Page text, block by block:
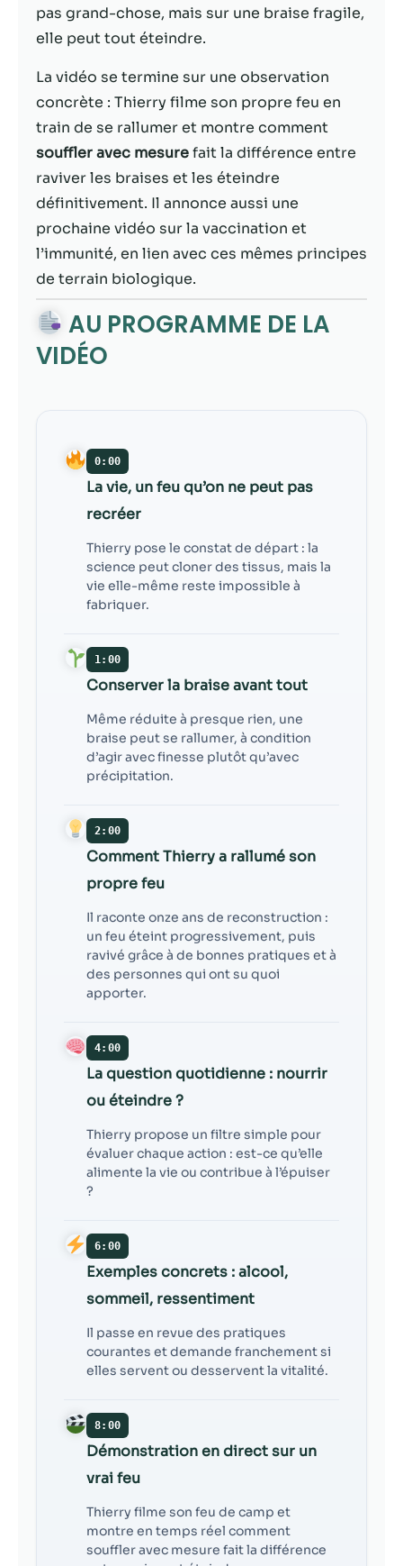
pas grand-chose, mais sur une braise fragile,
elle peut tout éteindre.
La vidéo se termine sur une observation
concrète : Thierry filme son propre feu en
train de se rallumer et montre comment
souffler avec mesurefait la différence entre
raviver les braises et les éteindre
définitivement. Il annonce aussi une
prochaine vidéo sur la vaccination et
l’immunité, en lien avec ces mêmes principes
de terrain biologique.
AU PROGRAMME DE LA
VIDÉO
0:00
La vie, un feu qu’on ne peut pas
recréer
Thierry pose le constat de départ : la
science peut cloner des tissus, mais la
vie elle-même reste impossible à
fabriquer.
1:00
Conserver la braise avant tout
Même réduite à presque rien, une
braise peut se rallumer, à condition
d’agir avec finesse plutôt qu’avec
précipitation.
2:00
Comment Thierry a rallumé son
propre feu
Il raconte onze ans de reconstruction :
un feu éteint progressivement, puis
ravivé grâce à de bonnes pratiques et à
des personnes qui ont su quoi
apporter.
4:00
La question quotidienne : nourrir
ou éteindre ?
Thierry propose un filtre simple pour
évaluer chaque action : est-ce qu’elle
alimente la vie ou contribue à l’épuiser
?
6:00
Exemples concrets : alcool,
sommeil, ressentiment
Il passe en revue des pratiques
courantes et demande franchement si
elles servent ou desservent la vitalité.
8:00
Démonstration en direct sur un
vrai feu
Thierry filme son feu de camp et
montre en temps réel comment
souffler avec mesure fait la différence
ces cookies,
du site Web.
Marketing
votre intérêt et
votre
comportement
lorsque vous
visitez notre
augmentez les
chances de
voir du